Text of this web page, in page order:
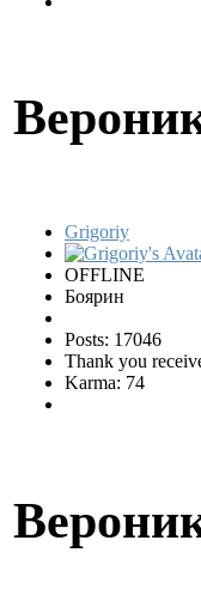
Grigoriy
OFFLINE
Боярин
Posts: 17046
Thank you
Karma: 74